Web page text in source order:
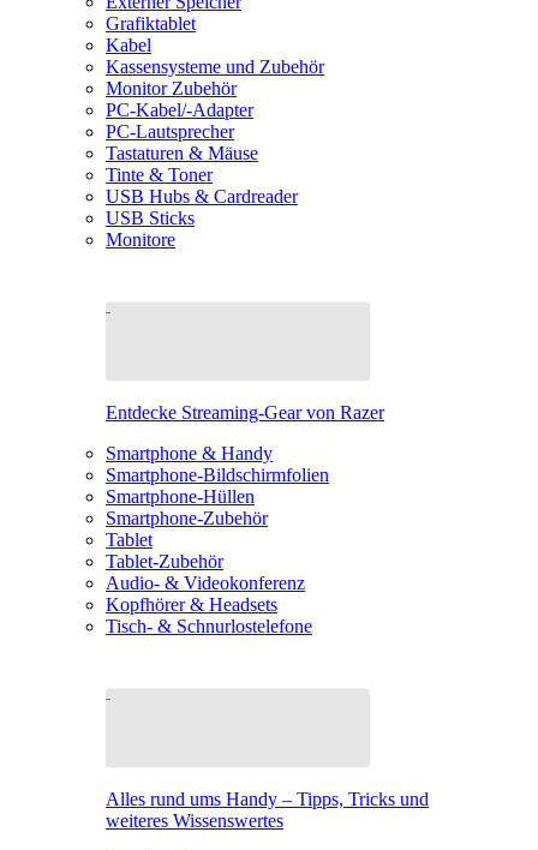
Grafiktablet
Kabel
Kassensysteme und Zubehör
Monitor Zubehör
PC-Kabel/-Adapter
PC-Lautsprecher
Tastaturen & Mäuse
Tinte & Toner
USB Hubs & Cardreader
USB Sticks
Monitore
Entdecke Streaming-Gear von Razer
Smartphone & Handy
Smartphone-Bildschirmfolien
Smartphone-Hüllen
Smartphone-Zubehör
Tablet
Tablet-Zubehör
Audio- & Videokonferenz
Kopfhörer & Headsets
Tisch- & Schnurlostelefone
Alles rund ums Handy – Tipps, Tricks und
weiteres Wissenswertes